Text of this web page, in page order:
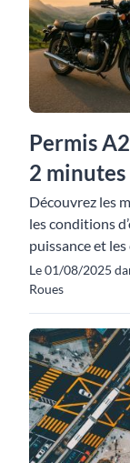
Permis
2 minutes
Découvrez les
les conditions
puissance et
Le 01/08/2025
Roues